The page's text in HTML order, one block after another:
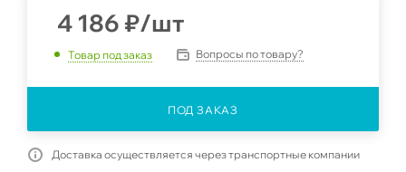
4 186 ₽/шт
Товар под заказ Вопросы по товару?
ПОД ЗАКАЗ
Доставка осуществляется через транспортные компании